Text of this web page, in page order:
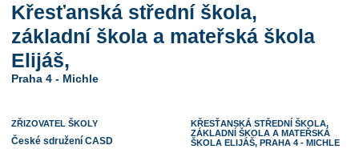
Křesťanská střední škola,
základní škola a mateřská škola
Elijáš,
Praha 4 - Michle
ZŘIZOVATEL ŠKOLY
České sdružení CASD
KŘESŤANSKÁ STŘEDNÍ ŠKOLA,
ZÁKLADNÍ ŠKOLA A MATEŘSKÁ
ŠKOLA ELIJÁŠ, PRAHA 4 - MICHLE